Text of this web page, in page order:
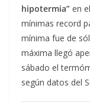
hipotermia” en
mínimas record
mínima fue de
máxima llegó
sábado el
según datos del